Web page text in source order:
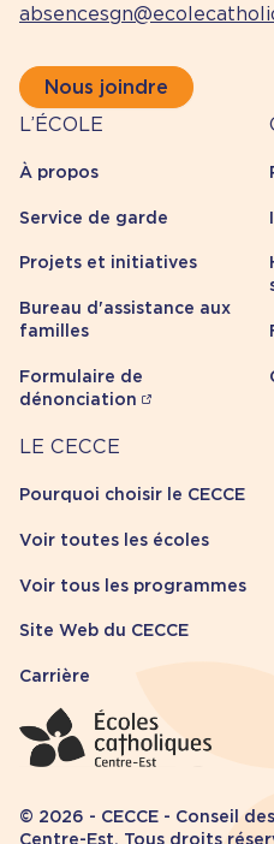
Nous joindre
À
propos
L’ÉCOLE
À propos
Service de garde
Projets et initiatives
Bureau d'assistance aux
familles
Formulaire de
dénonciation
Carrière
LE CECCE
Pourquoi choisir le CECCE
Voir toutes les écoles
Voir tous les programmes
Site Web du CECCE
Carrière
© 2026 - CECCE - Conseil
Centre-Est. Tous droits